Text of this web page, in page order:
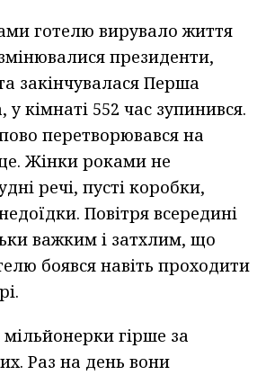
готелю вирувало життя
президенти,
закінчувалася Перша
у кімнаті 552 час зупинився.
перетворювався на
Жінки роками не
речі, пусті коробки,
Повітря всередині
важким і затхлим, що
боявся навіть проходити
гірше за
Раз на день вони